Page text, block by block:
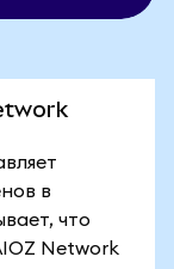
в
что
Network